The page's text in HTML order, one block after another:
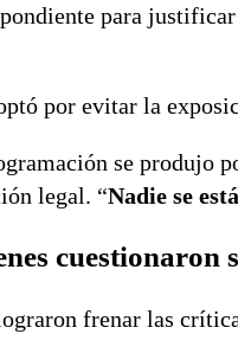
para
por evitar la
se produjo
legal. “Nadie se
cuestionaron
frenar las